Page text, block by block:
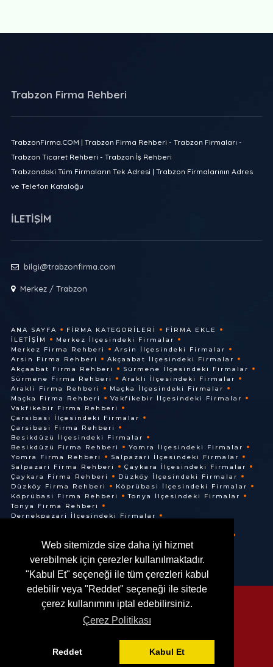
Web sitemizde size daha iyi hizmet
verebilmek için çerezler kullanılmaktadır.
"Kabul Et" seçeneği ile tüm çerezleri kabul
edebilir veya "Reddet" seçeneği ile sitede
çerez kullanımını iptal edebilirsiniz.
Çerez Politikası
Reddet Kabul Et
Trabzon Firma Rehberi
TrabzonFirma.COM | Trabzon Firma Rehberi - Trabzon Firmaları -
Trabzon Ticaret Rehberi - Trabzon İş Rehberi
Trabzondaki Tüm Firmaların Tek Adresi | Trabzon Firmalarının Adres
ve Telefon Kataloğu
İLETİŞİM
bilgi@trabzonfirma.com
Merkez / Trabzon
ANA SAYFA FIRMA KATEGORILERI
FIRMA EKLE
İLETIŞIM
Merkez İlçesindeki Firmalar
Merkez Firma Rehberi
Arsin İlçesindeki Firmalar
Arsin Firma Rehberi
Akçaabat İlçesindeki Firmalar
Akçaabat Firma Rehberi
Sürmene İlçesindeki Firmalar
Sürmene Firma Rehberi
Arakli İlçesindeki Firmalar
Arakli Firma Rehberi
Maçka İlçesindeki Firmalar
Maçka Firma Rehberi
Vakfikebir İlçesindeki Firmalar
Vakfikebir Firma Rehberi
Çarsibasi İlçesindeki Firmalar
Çarsibasi Firma Rehberi
Besikdüzü İlçesindeki Firmalar
Besikdüzü Firma Rehberi
Yomra İlçesindeki Firmalar
Yomra Firma Rehberi
Salpazari İlçesindeki Firmalar
Salpazari Firma Rehberi
Çaykara İlçesindeki Firmalar
Çaykara Firma Rehberi
Düzköy İlçesindeki Firmalar
Düzköy Firma Rehberi
Köprübasi İlçesindeki Firmalar
Köprübasi Firma Rehberi
Tonya İlçesindeki Firmalar
Tonya Firma Rehberi
Dernekpazari İlçesindeki Firmalar
Of İlçesindeki Firmalar
Of Firma Rehberi
© @ 2016. Her Hakkı Saklıdır.